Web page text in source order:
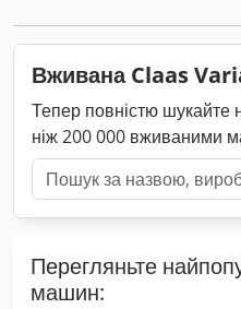
Вживана Claas
Тепер повністю
ніж 200 000 вживаними
Перегляньте
машин: